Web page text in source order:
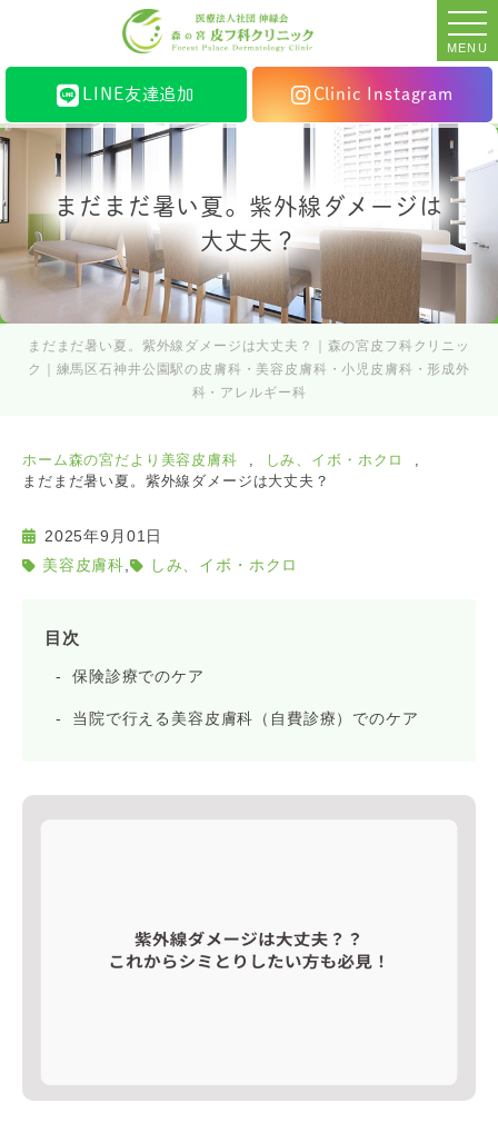
MENU
LINE友達追加 Clinic Instagram
まだまだ暑い夏。紫外線ダメージは
大丈夫？
まだまだ暑い夏。紫外線ダメージは大丈夫？｜森の宮皮フ科クリニッ
ク｜練馬区石神井公園駅の皮膚科・美容皮膚科・小児皮膚科・形成外
科・アレルギー科
ホーム森の宮だより 美容皮膚科
しみ、イボ・ホクロ
まだまだ暑い夏。紫外線ダメージは大丈夫？
2025年9月01日
美容皮膚科
しみ、イボ・ホクロ
目次
保険診療でのケア
当院で行える美容皮膚科（自費診療）でのケア